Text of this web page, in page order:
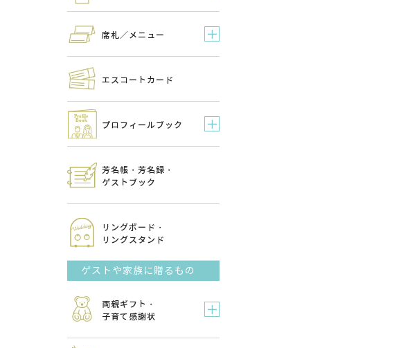
席札／メニュー
エスコートカード
プロフィールブック
芳名帳・芳名録・
ゲストブック
リングボード・
リングスタンド
ゲストや家族に贈るもの
両親ギフト・
子育て感謝状